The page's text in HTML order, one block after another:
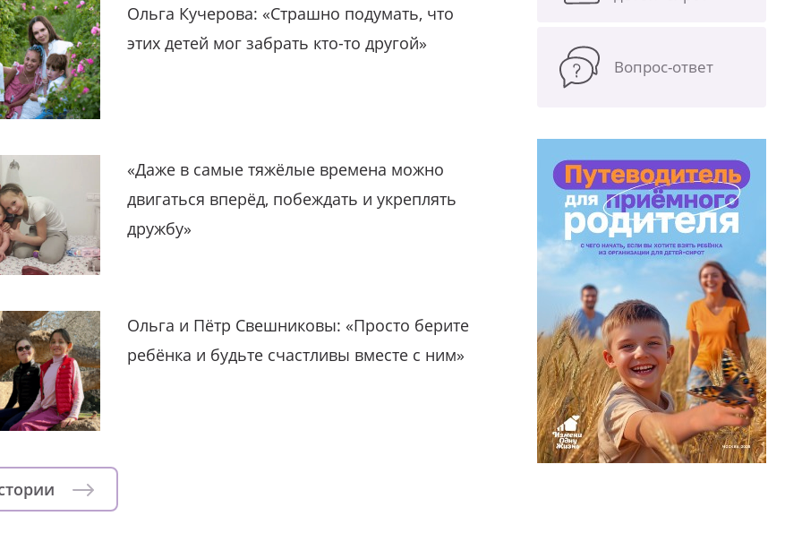
Ольга Кучерова: «Страшно подумать, что
этих детей мог забрать кто-то другой»
«Даже в самые тяжёлые времена можно
двигаться вперёд, побеждать и укреплять
дружбу»
Ольга и Пётр Свешниковы: «Просто берите
ребёнка и будьте счастливы вместе с ним»
Вопрос-ответ